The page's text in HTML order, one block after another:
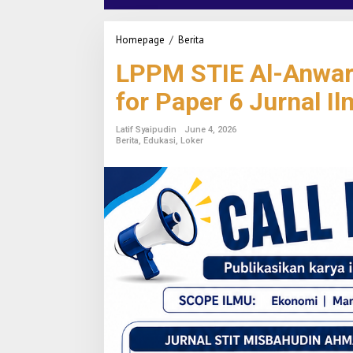
Homepage / Berita
P
M
S
T
I
A
w
r
a
n
d
e
n
LPPM STIE Al-
for Paper 6 Jurnal
Latif Syaipudin
June 4, 2026
Berita, Edukasi, Loker